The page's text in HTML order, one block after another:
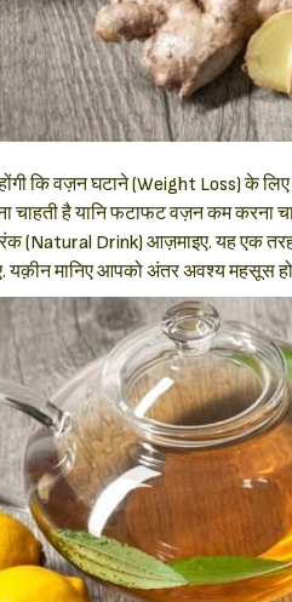
कि वज़न घटाने (Weight Loss) के
चाहती है यानि फटाफट वज़न कम करना
(Natural Drink) आज़माइए. यह एक
यक़ीन मानिए आपको अंतर अवश्य महसूस